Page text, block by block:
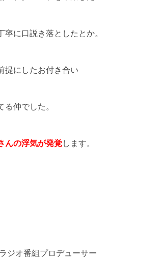
寧に口説き落としたとか。
提にしたお付き合い
仲でした。
んの浮気が発覚します。
ジオ番組プロデューサー